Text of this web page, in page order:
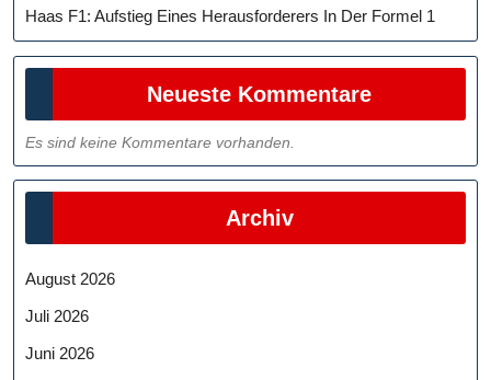
Haas F1: Aufstieg Eines Herausforderers In Der Formel 1
Neueste Kommentare
Es sind keine Kommentare vorhanden.
Archiv
August 2026
Juli 2026
Juni 2026